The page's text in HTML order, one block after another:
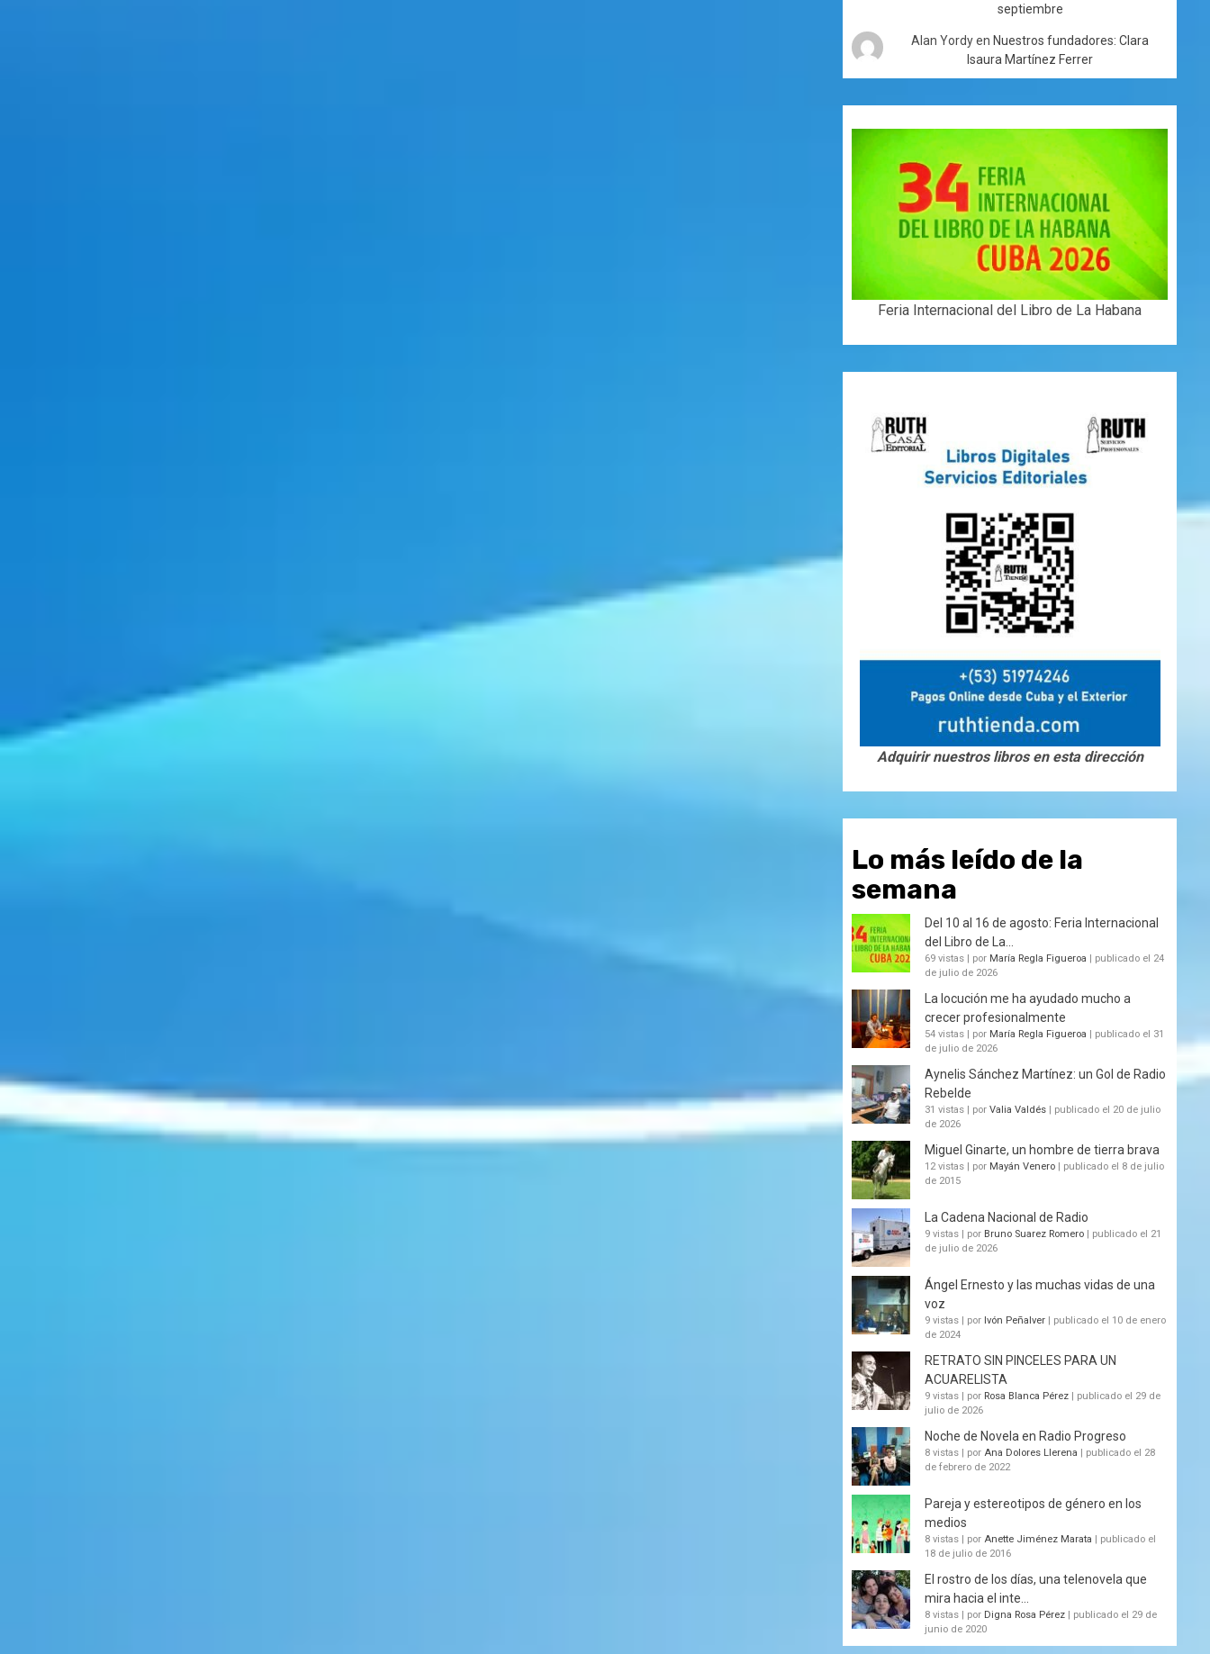
septiembre
Alan Yordyen Nuestros fundadores: Clara
Isaura Martínez Ferrer
Feria Internacional del Libro de La Habana
Adquirir nuestros libros en esta dirección
Lo más leído de la
semana
Del 10 al 16 de agosto: Feria Internacional
del Libro de La...
69 vistas | por María Regla Figueroa | publicado el 24
de julio de 2026
La locución me ha ayudado mucho a
crecer profesionalmente
54 vistas | por María Regla Figueroa | publicado el 31
de julio de 2026
Aynelis Sánchez Martínez: un Gol de Radio
Rebelde
31 vistas | por Valia Valdés | publicado el 20 de julio
de 2026
Miguel Ginarte, un hombre de tierra brava
12 vistas | por Mayán Venero | publicado el 8 de julio
de 2015
La Cadena Nacional de Radio
9 vistas | por Bruno Suarez Romero | publicado el 21
de julio de 2026
Ángel Ernesto y las muchas vidas de una
voz
9 vistas | por Ivón Peñalver | publicado el 10 de enero
de 2024
RETRATO SIN PINCELES PARA UN
ACUARELISTA
9 vistas | por Rosa Blanca Pérez | publicado el 29 de
julio de 2026
Noche de Novela en Radio Progreso
8 vistas | por Ana Dolores Llerena | publicado el 28
de febrero de 2022
Pareja y estereotipos de género en los
medios
8 vistas | por Anette Jiménez Marata | publicado el
18 de julio de 2016
El rostro de los días, una telenovela que
mira hacia el inte...
8 vistas | por Digna Rosa Pérez | publicado el 29 de
junio de 2020